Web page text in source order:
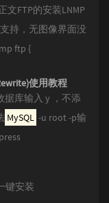
文FTP的安装LNMP
支持，无图像界面没
ftp {
使用教程
库输入 y ，不添
MySQL -u root -p输
键安装